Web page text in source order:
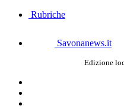
Rubriche
Savonanews.it
Edizione